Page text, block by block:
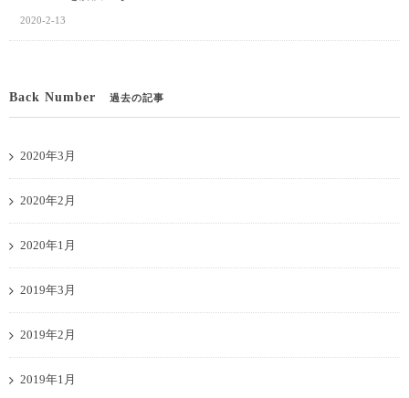
2020-2-13
Back Number 過去の記事
2020年3月
2020年2月
2020年1月
2019年3月
2019年2月
2019年1月